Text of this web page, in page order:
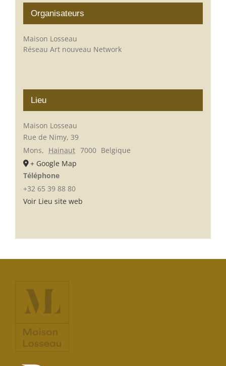
Organisateurs
Maison Losseau
Réseau Art nouveau Network
Lieu
Maison Losseau
Rue de Nimy, 39
Mons, Hainaut 7000 Belgique
+ Google Map
Téléphone
+32 65 39 88 80
Voir Lieu site web